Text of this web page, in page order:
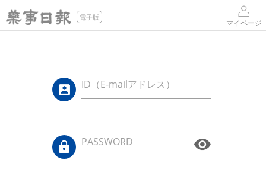
電子版
マイページ
ID（E-mailアドレス）
PASSWORD